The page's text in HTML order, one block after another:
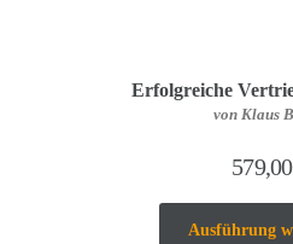
Erfolgreiche
von Klaus
579,00
Ausführung